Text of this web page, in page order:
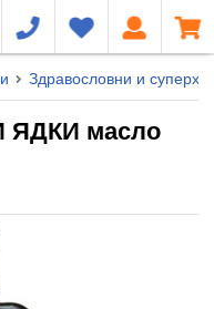
Здравословни и
масло